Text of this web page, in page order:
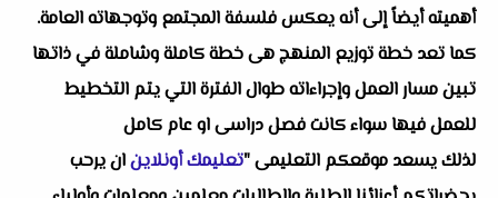
أهميته أيضاً إلى أنه يعكس فلسفة المجتمع وتوجهاته العامة.
كما تعد خطة توزيع المنهج هى خطة كاملة وشاملة في ذاتها
تبين مسار العمل وإجراءاته طوال الفترة التي يتم التخطيط
للعمل فيها سواء كانت فصل دراسى او عام كامل
لذلك يسعد موقعكم التعليمى "تعليمك أونلاينان يرحب